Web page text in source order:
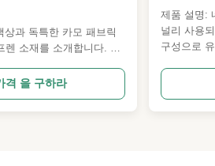
과 독특한 카모 패브릭
렌 소재를 소개합니다. 이
어난 보온성과 지지력을
수복 소재로 알려진 네오
방수 특성으로 인해 선호
격 을 구하라
제품 설명:
널리 사용
구성으로
비또는 패
성도는 당